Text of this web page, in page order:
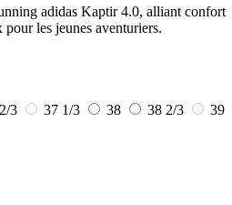
adidas Kaptir 4.0, alliant confort
les jeunes aventuriers.
3 37 1/3 38 38 2/3
39